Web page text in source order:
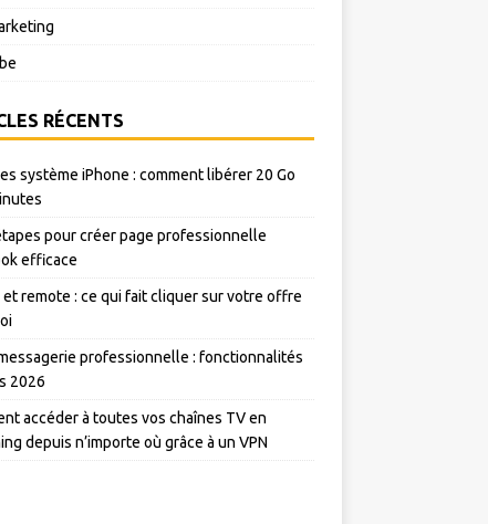
RÉCENTS
système iPhone : comment libérer 20 Go
pour créer page professionnelle
efficace
et remote : ce qui fait cliquer sur votre offre
professionnelle : fonctionnalités
2026
accéder à toutes vos chaînes TV en
depuis n’importe où grâce à un VPN